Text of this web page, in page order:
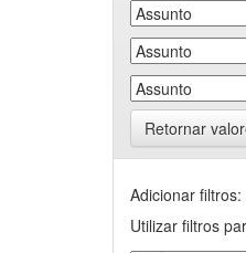
Retornar
Adicionar filtros:
Utilizar filtros